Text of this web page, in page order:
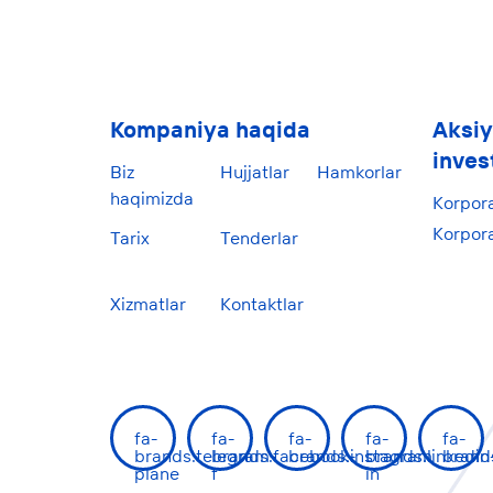
Kompaniya haqida
Biz
haqimizda
Tarix
Xizmatlar
Hamkorlar
Hujjatlar
Tenderlar
Kontaktlar
fa-
brands:telegram-
plane
fa-
brands:facebook-
f
fa-
brands:instagram
fa-
in
fa-